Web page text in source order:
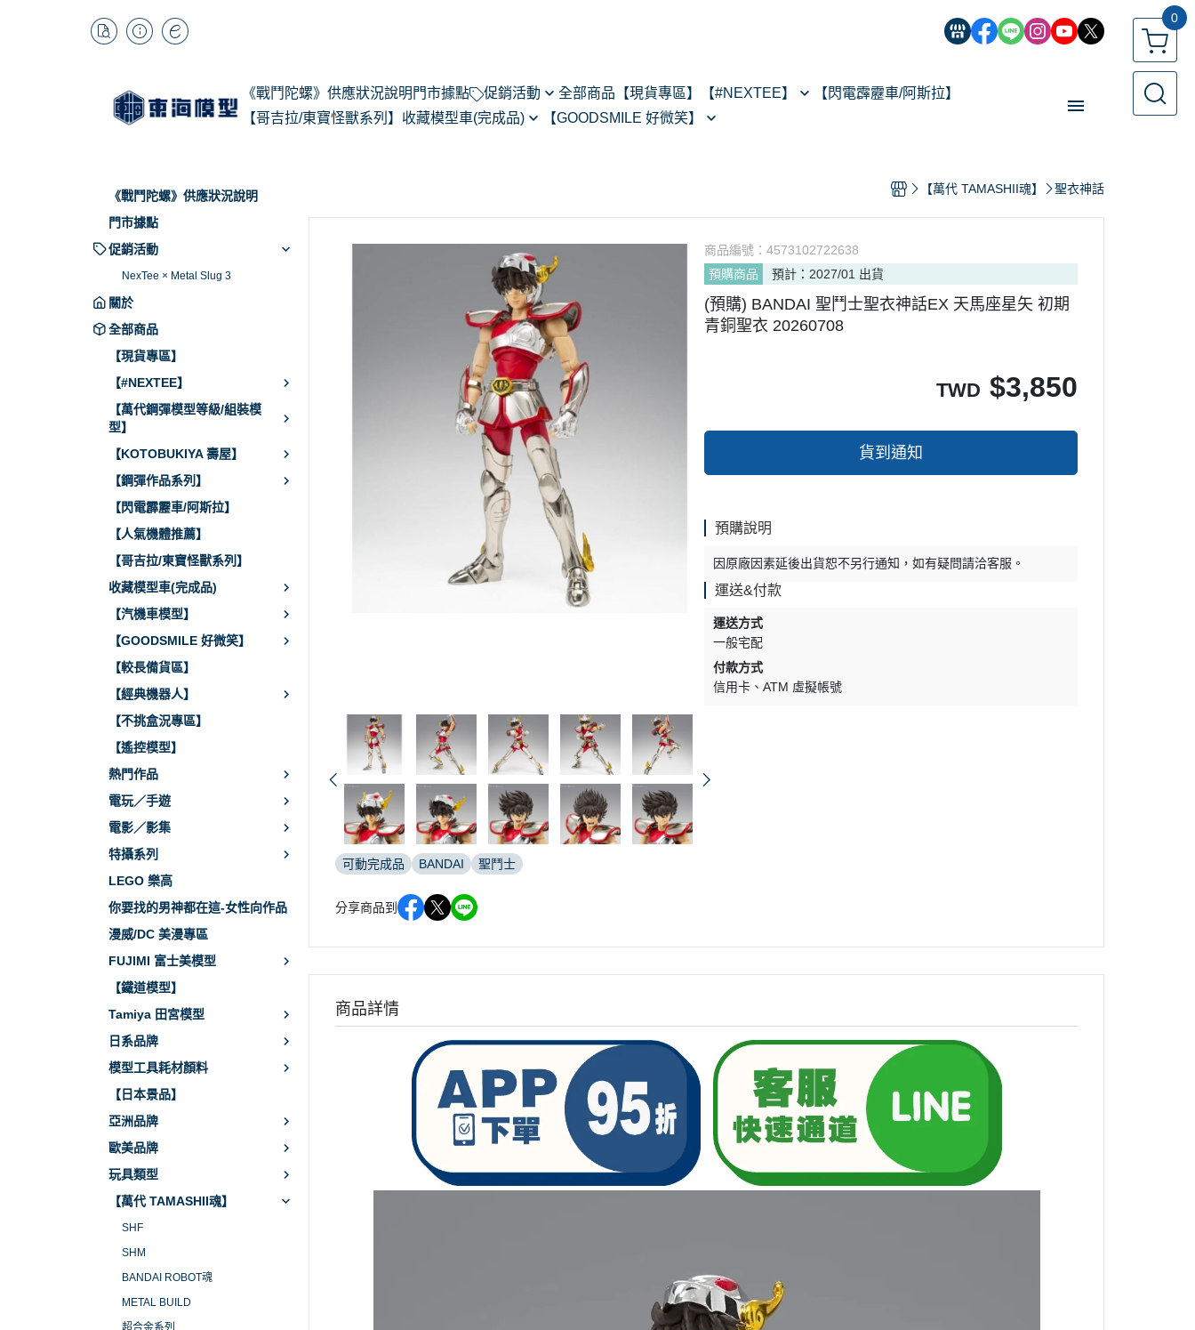
0
《戰鬥陀螺》供應狀況說明 門市據點 促銷活動 全部商品 【現貨專區】 【#NEXTEE】
あるある
翻轉模玩
Legendary系列
PIXEL ADVENTURE
NEXT系列
【閃電霹靂車/阿斯拉】
【哥吉拉/東寶怪獸系列】 收藏模型車(完成品)
BBR
【GOODSMILE 好微笑】
POP UP PARADE
黏土人/黏土娃
Max Factory
CHITOCERIUM
PVC
HELLO! GOOD SMILE
THE合體
【經典機器人】
【預購專區】
反詐騙指南
《戰鬥陀螺》供應狀況說明
門市據點
促銷活動
NexTee × Metal Slug 3
關於
全部商品
【現貨專區】
【#NEXTEE】
【萬代鋼彈模型等級/組裝模
型】
【KOTOBUKIYA 壽屋】
【鋼彈作品系列】
【閃電霹靂車/阿斯拉】
【人氣機體推薦】
【哥吉拉/東寶怪獸系列】
收藏模型車(完成品)
【汽機車模型】
【GOODSMILE 好微笑】
【較長備貨區】
【經典機器人】
【不挑盒況專區】
【遙控模型】
熱門作品
電玩／手遊
電影／影集
特攝系列
LEGO 樂高
你要找的男神都在這-女性向作品
漫威/DC 美漫專區
FUJIMI 富士美模型
【鐵道模型】
Tamiya 田宮模型
日系品牌
模型工具耗材顏料
【日本景品】
亞洲品牌
歐美品牌
玩具類型
【萬代 TAMASHII魂】
SHF
SHM
BANDAI ROBOT魂
METAL BUILD
超合金系列
【萬代 TAMASHII魂】 聖衣神話
可動完成品 BANDAI 聖鬥士
分享商品到
商品編號：4573102722638
預購商品
預計：2027/01 出貨
(預購) BANDAI 聖鬥士聖衣神話EX 天馬座星矢 初期
青銅聖衣 20260708
TWD $3,850
貨到通知
預購說明
因原廠因素延後出貨恕不另行通知，如有疑問請洽客服。
運送&付款
運送方式
一般宅配
付款方式
信用卡
ATM 虛擬帳號
商品詳情